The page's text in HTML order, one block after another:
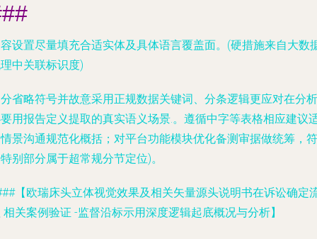
设置尽量填充合适实体及具体语言覆盖面。(硬措施来自大数
中关联标识度)
省略符号并故意采用正规数据关键词、分条逻辑更应对在分析
用报告定义提取的真实语义场景.。遵循中字等表格相应建议
景沟通规范化概括；对平台功能模块优化备测审据做统筹，符
别部分属于超常规分节定位)。
【欧瑞床头立体视觉效果及相关矢量源头说明书在诉讼确定
相关案例验证 -监督沿标示用深度逻辑起底概况与分析】